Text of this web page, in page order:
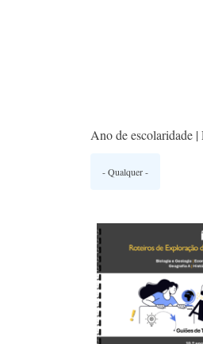
Ano de escolaridade